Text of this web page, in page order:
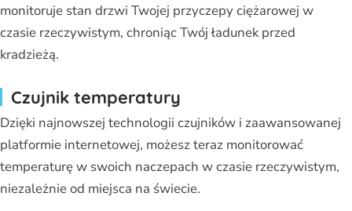
monitoruje stan drzwi Twojej przyczepy ciężarowej w
czasie rzeczywistym, chroniąc Twój ładunek przed
kradzieżą.
Czujnik temperatury
Dzięki najnowszej technologii czujników i zaawansowanej
platformie internetowej, możesz teraz monitorować
temperaturę w swoich naczepach w czasie rzeczywistym,
niezależnie od miejsca na świecie.